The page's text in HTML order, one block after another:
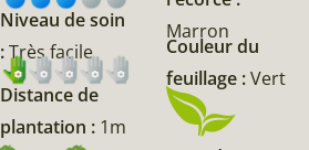
Niveau de soin
:Très facile
Distance de
plantation : 1m
Marron
Couleur du
feuillage :Vert